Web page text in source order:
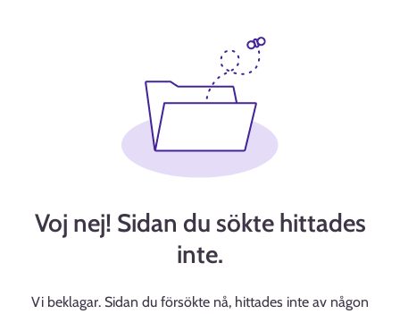
Voj nej! Sidan du sökte hittades
inte.
Vi beklagar. Sidan du försökte nå, hittades inte av någon